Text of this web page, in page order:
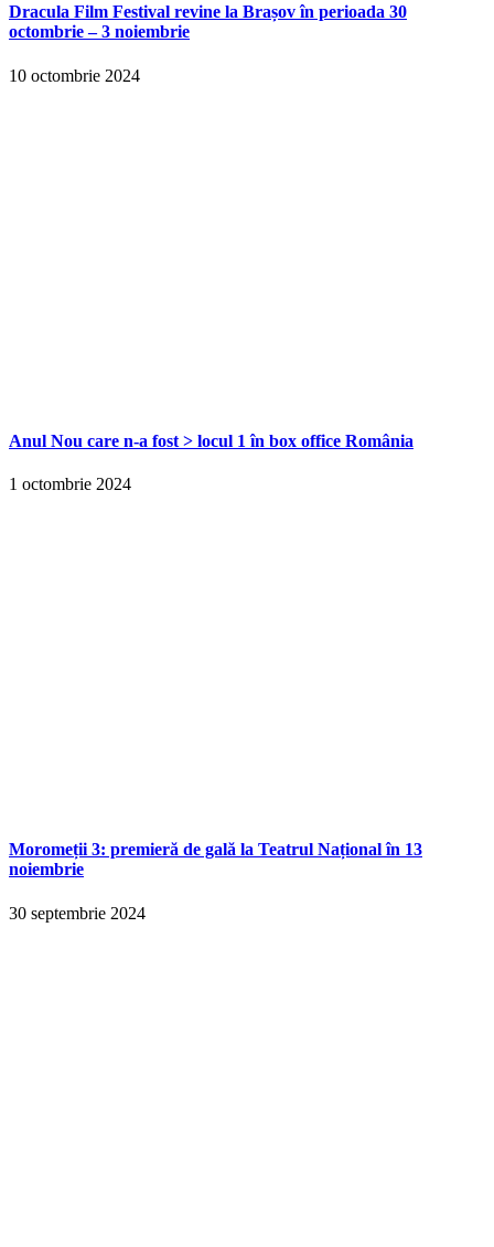
Dracula Film Festival revine la Brașov în perioada 30
octombrie – 3 noiembrie
10 octombrie 2024
Anul Nou care n-a fost > locul 1 în box office România
1 octombrie 2024
Moromeții 3: premieră de gală la Teatrul Național în 13
noiembrie
30 septembrie 2024